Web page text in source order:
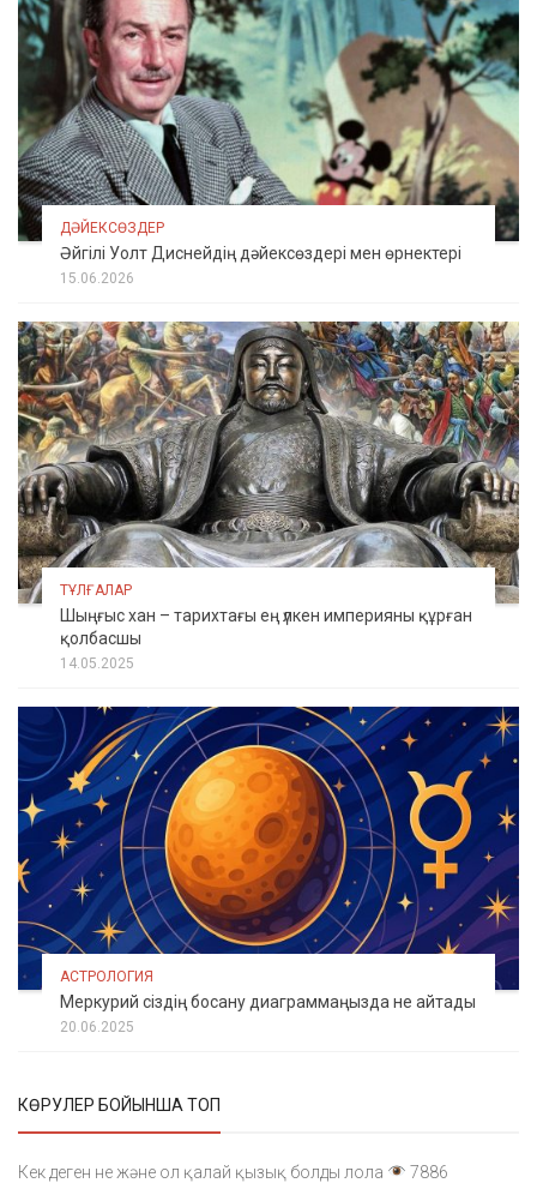
ДӘЙЕКСӨЗДЕР
Әйгілі Уолт Диснейдің дәйексөздері мен өрнектері
15.06.2026
ТҰЛҒАЛАР
Шыңғыс хан – тарихтағы ең үлкен империяны құрған
қолбасшы
14.05.2025
АСТРОЛОГИЯ
Меркурий сіздің босану диаграммаңызда не айтады
20.06.2025
КӨРУЛЕР БОЙЫНША ТОП
Кек деген не және ол қалай қызық болды лола
7886